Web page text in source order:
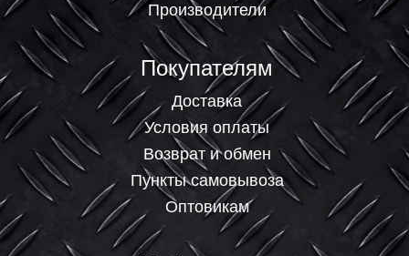
Производители
Покупателям
Доставка
Условия оплаты
Возврат и обмен
Пункты самовывоза
Оптовикам